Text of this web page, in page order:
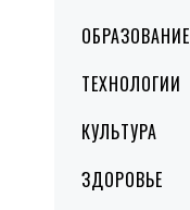
ОБРАЗОВАНИЕ
ТЕХНОЛОГИИ
КУЛЬТУРА
ЗДОРОВЬЕ